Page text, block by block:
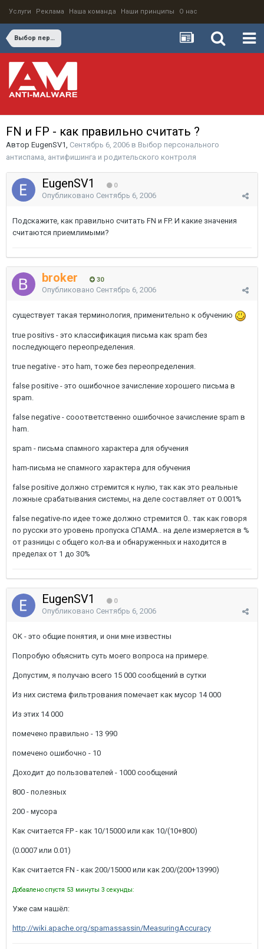
Услуги Реклама Наша команда Наши принципы О нас
Выбор персонального антиспама, антифишинга и родительского контроля
FN и FP - как правильно считать ?
Автор EugenSV1, Сентябрь 6, 2006 в Выбор персонального
антиспама, антифишинга и родительского контроля
EugenSV1 0
Опубликовано Сентябрь 6, 2006
Подскажите, как правильно считать FN и FP. И какие значения
считаются приемлимыми?
broker 30
Опубликовано Сентябрь 6, 2006
существует такая терминология, применительно к обучению
true positivs - это классификация письма как spam без
последующего переопределения.
true negative - это ham, тоже без переопределения.
false positive - это ошибочное зачисление хорошего письма в
spam.
false negative - сооответственно ошибочное зачисление spam в
ham.
spam - письма спамного характера для обучения
ham-письма не спамного характера для обучения
false positive должно стремится к нулю, так как это реальные
ложные срабатывания системы, на деле составляет от 0.001%
false negative-по идее тоже должно стремится 0.. так как говоря
по русски это уровень пропуска СПАМА.. на деле измеряется в %
от разницы с общего кол-ва и обнаруженных и находится в
пределах от 1 до 30%
EugenSV1 0
Опубликовано Сентябрь 6, 2006
OK - это общие понятия, и они мне известны
Попробую объяснить суть моего вопроса на примере.
Допустим, я получаю всего 15 000 сообщений в сутки
Из них система фильтрования помечает как мусор 14 000
Из этих 14 000
помечено правильно - 13 990
помечено ошибочно - 10
Доходит до пользователей - 1000 сообщений
800 - полезных
200 - мусора
Как считается FP - как 10/15000 или как 10/(10+800)
(0.0007 или 0.01)
Как считается FN - как 200/15000 или как 200/(200+13990)
Добавлено спустя 53 минуты 3 секунды:
Уже сам нашёл:
http://wiki.apache.org/spamassassin/MeasuringAccuracy